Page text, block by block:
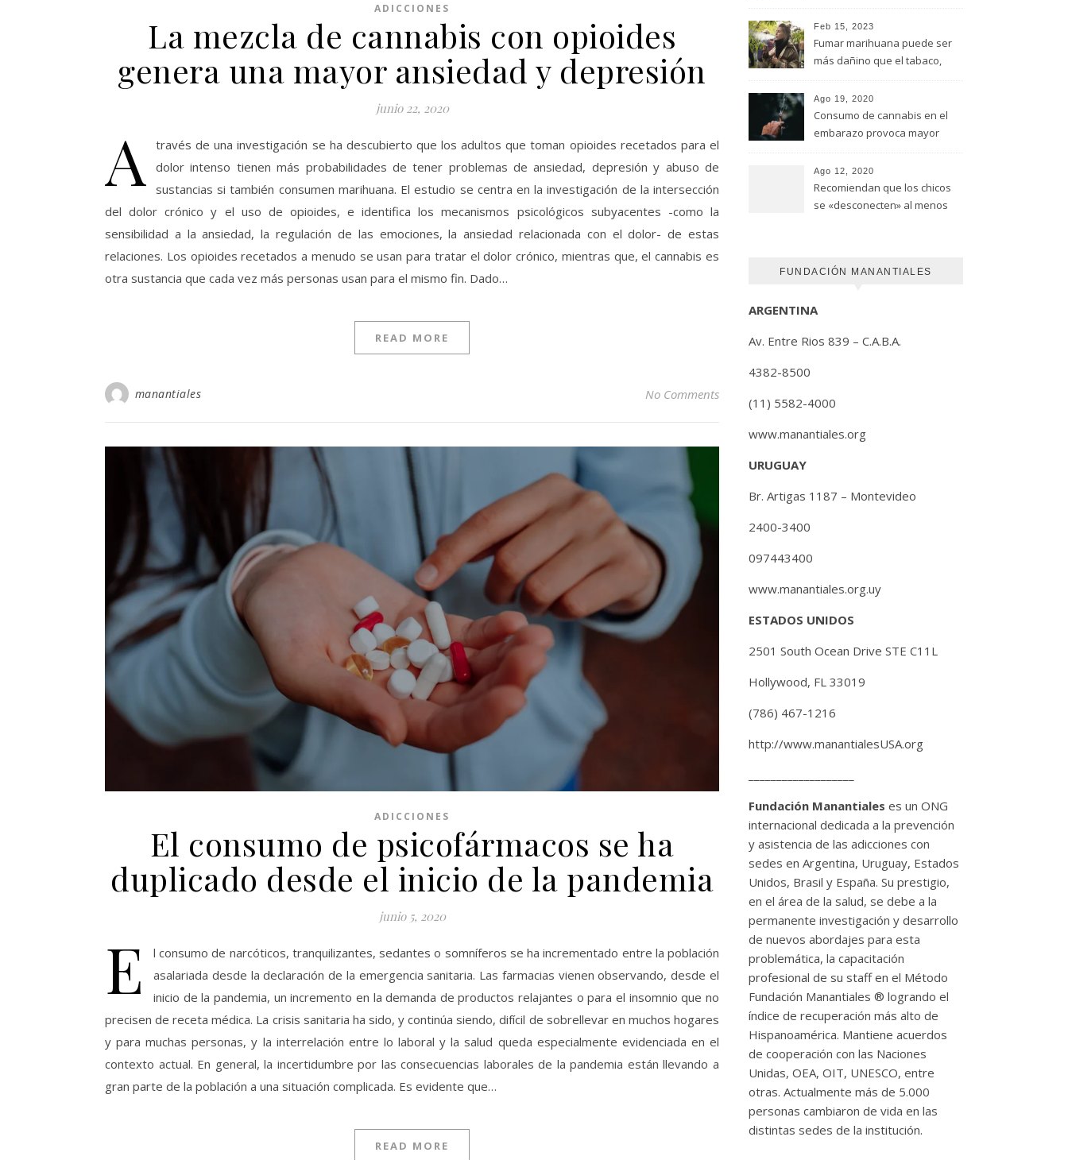
ADICCIONES
La mezcla de cannabis con opioides
genera una mayor ansiedad y depresión
junio 22, 2020
A
través de una investigación se ha descubierto que los adultos que toman opioides recetados para el
dolor intenso tienen más probabilidades de tener problemas de ansiedad, depresión y abuso de
sustancias si también consumen marihuana. El estudio se centra en la investigación de la intersección
del dolor crónico y el uso de opioides, e identifica los mecanismos psicológicos subyacentes -como la
sensibilidad a la ansiedad, la regulación de las emociones, la ansiedad relacionada con el dolor- de estas
relaciones. Los opioides recetados a menudo se usan para tratar el dolor crónico, mientras que, el cannabis es
otra sustancia que cada vez más personas usan para el mismo fin. Dado…
READ MORE
manantiales No Comments
ADICCIONES
El consumo de psicofármacos se ha
duplicado desde el inicio de la pandemia
junio 5, 2020
E
l consumo de narcóticos, tranquilizantes, sedantes o somníferos se ha incrementado entre la población
asalariada desde la declaración de la emergencia sanitaria. Las farmacias vienen observando, desde el
inicio de la pandemia, un incremento en la demanda de productos relajantes o para el insomnio que no
precisen de receta médica. La crisis sanitaria ha sido, y continúa siendo, difícil de sobrellevar en muchos hogares
y para muchas personas, y la interrelación entre lo laboral y la salud queda especialmente evidenciada en el
contexto actual. En general, la incertidumbre por las consecuencias laborales de la pandemia están llevando a
gran parte de la población a una situación complicada. Es evidente que…
READ MORE
Feb 15, 2023
Fumar marihuana puede ser
más dañino que el tabaco,
Universidad de Ottawa
Ago 19, 2020
Consumo de cannabis en el
embarazo provoca mayor
(FUNDACION MANANTIALES)
Ago 12, 2020
Recomiendan que los chicos
se «desconecten» al menos
FUNDACIÓN MANANTIALES
ARGENTINA
Av. Entre Rios 839 – C.A.B.A.
4382-8500
(11) 5582-4000
www.manantiales.org
URUGUAY
Br. Artigas 1187 – Montevideo
2400-3400
097443400
www.manantiales.org.uy
ESTADOS UNIDOS
2501 South Ocean Drive STE C11L
Hollywood, FL 33019
(786) 467-1216
http://www.manantialesUSA.org
Fundación Manantiales es un ONG
internacional dedicada a la prevención
y asistencia de las adicciones con
sedes en Argentina, Uruguay, Estados
Unidos, Brasil y España. Su prestigio,
en el área de la salud, se debe a la
permanente investigación y desarrollo
de nuevos abordajes para esta
problemática, la capacitación
profesional de su staff en el Método
Fundación Manantiales ® logrando el
índice de recuperación más alto de
Hispanoamérica. Mantiene acuerdos
de cooperación con las Naciones
Unidas, OEA, OIT, UNESCO, entre
otras. Actualmente más de 5.000
personas cambiaron de vida en las
distintas sedes de la institución.